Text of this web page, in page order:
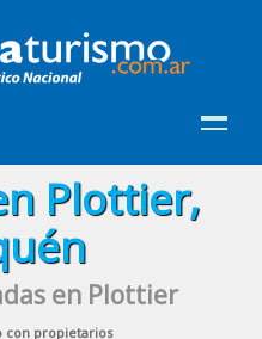
Plottier,
en Plottier
con propietarios